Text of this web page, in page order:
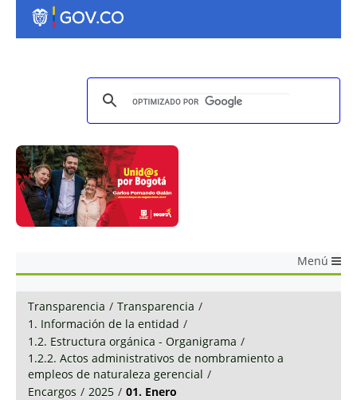
Menú
Transparencia / Transparencia /
1. Información de la entidad /
1.2. Estructura orgánica - Organigrama /
1.2.2. Actos administrativos de nombramiento a
empleos de naturaleza gerencial /
Encargos / 2025 / 01. Enero